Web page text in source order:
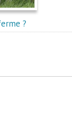
?